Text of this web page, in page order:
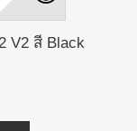
V2 สี Black